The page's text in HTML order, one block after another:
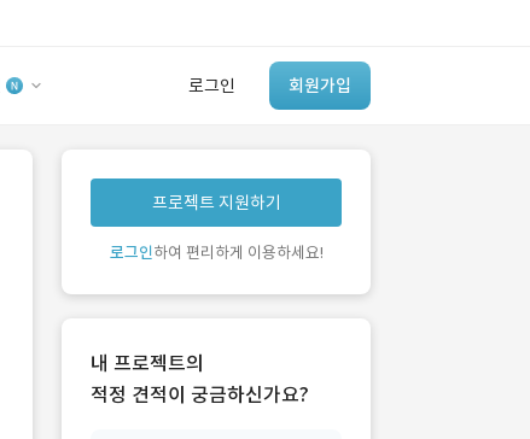
로그인 회원가입
유사사례 검색 AI
‘이런 거’ 만들어본
개발 회사 있어?
프로젝트 지원하기
로그인하여 편리하게 이용하세요!
내 프로젝트의
적정 견적이 궁금하신가요?